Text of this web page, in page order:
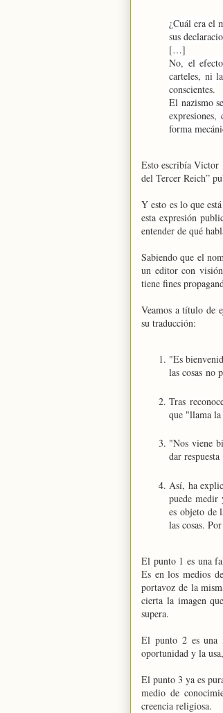
¿Cuál era el
sus
[…]
No, el
carteles, ni
conscientes.
El nazismo
forma
Esto escribía
del Tercer Reich”
Y esto es lo que
esta expresión
entender de qué
Sabiendo que el
un editor con
tiene fines
Veamos a título de
su traducción:
"Es
las cosas no
Tras
que "llama
"Nos viene
dar
Así, ha
puede
es objeto de
las cosas.
El punto 1 es una
Es en los medios
portavoz de la
cierta la imagen
supera.
El punto 2 es una
oportunidad y la
El punto 3 ya es
medio de
creencia religiosa.